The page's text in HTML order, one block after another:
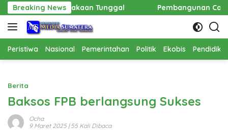
Langsung
ke
konten
Breaking News
Tunggal Pembangunan Cathlab RSUD
Peristiwa Nasional Pemerintahan Politik Ekobis
Berita
Baksos FPB berlangsung Sukses
Ocha
9 Maret 2025 | 55 Kali Dibaca